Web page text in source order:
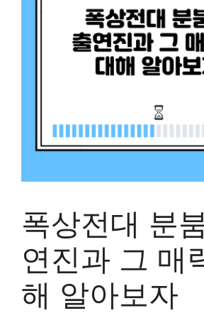
폭상전대 분
연진과 그 매
해 알아보자